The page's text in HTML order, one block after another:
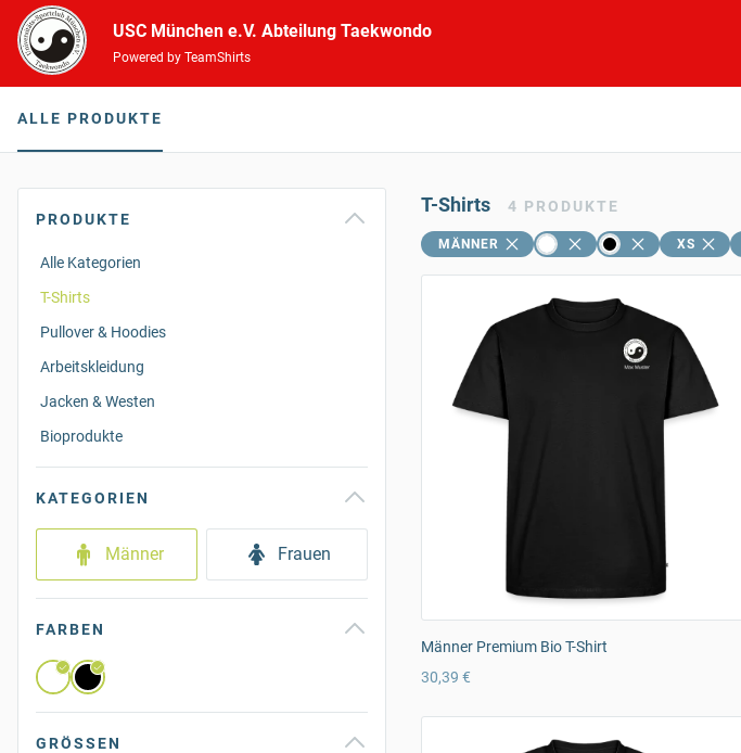
USC München e.V. Abteilung Taekwondo
Powered by TeamShirts
ALLE PRODUKTE
PRODUKTE
Alle Kategorien
T-Shirts
Pullover & Hoodies
Arbeitskleidung
Jacken & Westen
Bioprodukte
KATEGORIEN
Männer Frauen
FARBEN
GRÖSSEN
T-Shirts 4 PRODUKTE
MÄNNER XS
Männer Premium Bio T-Shirt
30,39 €